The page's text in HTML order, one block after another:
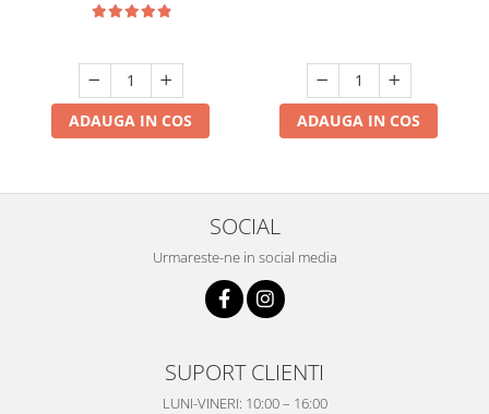
ADAUGA IN COS ADAUGA IN COS
SOCIAL
Urmareste-ne in social media
SUPORT CLIENTI
LUNI-VINERI: 10:00 – 16:00